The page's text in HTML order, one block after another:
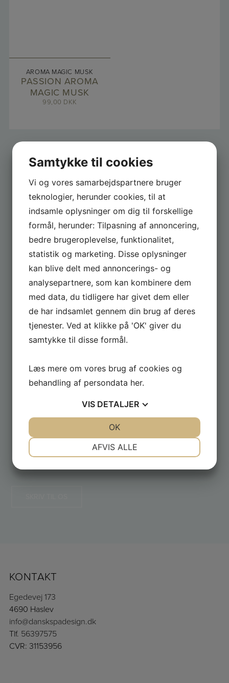
AROMA MAGIC MUSK
PASSION AROMA
MAGIC MUSK
99,00 DKK
FÅ GODE TILBUD
Tilmeld dig og få løbende tilbud fra butikken
HVILKET SPA SKAL JEG VÆLGE
Ring5639 7575eller skriv til os for et uforpligtende
tilbud
KONTAKT
Egedevej 173
4690 Haslev
info@danskspadesign.dk
Tlf. 56397575
CVR: 31153956
Samtykke til cookies
Vi og vores samarbejdspartnere bruger
teknologier, herunder cookies, til at
indsamle oplysninger om dig til forskellige
formål, herunder: Tilpasning af annoncering,
bedre brugeroplevelse, funktionalitet,
statistik og marketing. Disse oplysninger
kan blive delt med annoncerings- og
analysepartnere, som kan kombinere dem
med data, du tidligere har givet dem eller
de har indsamlet gennem din brug af deres
tjenester. Ved at klikke på 'OK' giver du
samtykke til disse formål.
Læs mere om vores brug af cookies og
behandling af persondata her.
VIS DETALJER
AFVIS ALLE
OK